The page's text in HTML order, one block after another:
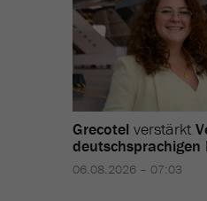
Grecotel verstärkt
06.08.2026 – 07:03